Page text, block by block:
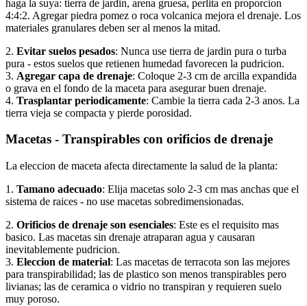
haga la suya: tierra de jardin, arena gruesa, perlita en proporcion
4:4:2. Agregar piedra pomez o roca volcanica mejora el drenaje. Los
materiales granulares deben ser al menos la mitad.
2. Evitar suelos pesados: Nunca use tierra de jardin pura o turba
pura - estos suelos que retienen humedad favorecen la pudricion.
3. Agregar capa de drenaje: Coloque 2-3 cm de arcilla expandida
o grava en el fondo de la maceta para asegurar buen drenaje.
4. Trasplantar periodicamente: Cambie la tierra cada 2-3 anos. La
tierra vieja se compacta y pierde porosidad.
Macetas - Transpirables con orificios de drenaje
La eleccion de maceta afecta directamente la salud de la planta:
1. Tamano adecuado: Elija macetas solo 2-3 cm mas anchas que el
sistema de raices - no use macetas sobredimensionadas.
2. Orificios de drenaje son esenciales: Este es el requisito mas
basico. Las macetas sin drenaje atraparan agua y causaran
inevitablemente pudricion.
3. Eleccion de material: Las macetas de terracota son las mejores
para transpirabilidad; las de plastico son menos transpirables pero
livianas; las de ceramica o vidrio no transpiran y requieren suelo
muy poroso.